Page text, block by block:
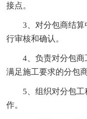
接点。
3、对分包商结算
行审核和确认。
4、负责对分包商
满足施工要求的分包
5、组织对分包工
作。